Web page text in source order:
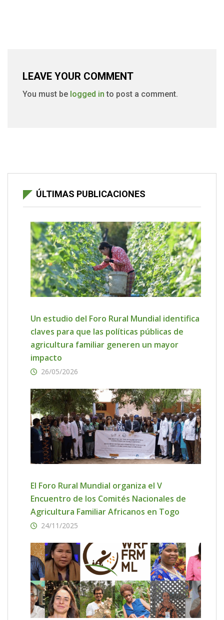
LEAVE YOUR COMMENT
You must be logged in to post a comment.
ÚLTIMAS PUBLICACIONES
Un estudio del Foro Rural Mundial identifica
claves para que las políticas públicas de
agricultura familiar generen un mayor
impacto
26/05/2026
El Foro Rural Mundial organiza el V
Encuentro de los Comités Nacionales de
Agricultura Familiar Africanos en Togo
24/11/2025